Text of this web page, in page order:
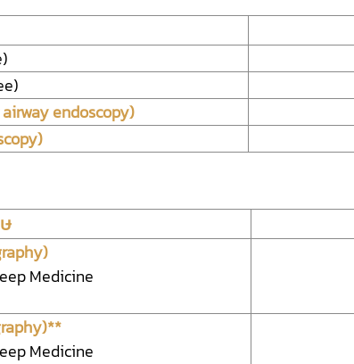
endoscopy)
Medicine
Medicine